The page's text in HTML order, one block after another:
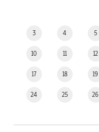
3 4 5
10 11 12
17 18 19
24 25 26